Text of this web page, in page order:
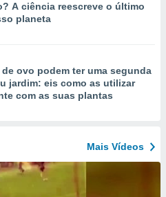
A ciência reescreve o último
planeta
ovo podem ter uma segunda
jardim: eis como as utilizar
com as suas plantas
Mais Vídeos